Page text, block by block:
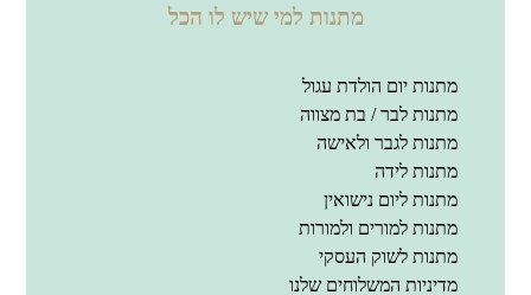
מתנות למי שיש לו הכל
מתנות יום הולדת עגול
מתנות לבר / בת מצווה
מתנות לגבר ולאישה
מתנות לידה
מתנות ליום נישואין
מתנות למורים ולמורות
מתנות לשוק העסקי
מדיניות המשלוחים שלנו